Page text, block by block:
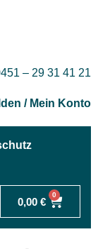
– 29 31 41 21
/ Mein Konto
0,00 €
0